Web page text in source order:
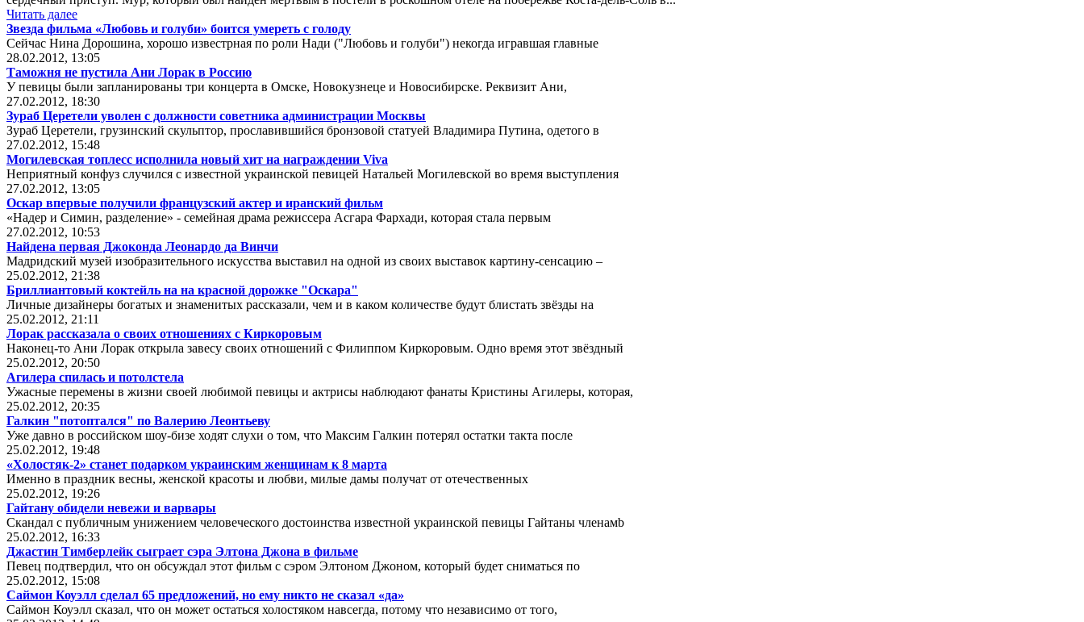
Читать далее
Звезда фильма «Любовь и голуби» боится умереть с голоду
Сейчас Нина Дорошина, хорошо известрная по роли Нади ("Любовь и голуби") некогда игравшая главные
28.02.2012, 13:05
Таможня не пустила Ани Лорак в Россию
У певицы были запланированы три концерта в Омске, Новокузнеце и Новосибирске. Реквизит Ани,
27.02.2012, 18:30
Зураб Церетели уволен с должности советника администрации Москвы
Зураб Церетели, грузинский скульптор, прославившийся бронзовой статуей Владимира Путина, одетого в
27.02.2012, 15:48
Могилевская топлесс исполнила новый хит на награждении Viva
Неприятный конфуз случился с известной украинской певицей Натальей Могилевской во время выступления
27.02.2012, 13:05
Оскар впервые получили французский актер и иранский фильм
«Надер и Симин, разделение» - семейная драма режиссера Асгара Фархади, которая стала первым
27.02.2012, 10:53
Найдена первая Джоконда Леонардо да Винчи
Мадридский музей изобразительного искусства выставил на одной из своих выставок картину-сенсацию –
25.02.2012, 21:38
Бриллиантовый коктейль на на красной дорожке "Оскара"
Личные дизайнеры богатых и знаменитых рассказали, чем и в каком количестве будут блистать звёзды на
25.02.2012, 21:11
Лорак рассказала о своих отношениях с Киркоровым
Наконец-то Ани Лорак открыла завесу своих отношений с Филиппом Киркоровым. Одно время этот звёздный
25.02.2012, 20:50
Агилера спилась и потолстела
Ужасные перемены в жизни своей любимой певицы и актрисы наблюдают фанаты Кристины Агилеры, которая,
25.02.2012, 20:35
Галкин "потоптался" по Валерию Леонтьеву
Уже давно в российском шоу-бизе ходят слухи о том, что Максим Галкин потерял остатки такта после
25.02.2012, 19:48
«Холостяк-2» станет подарком украинским женщинам к 8 марта
Именно в праздник весны, женской красоты и любви, милые дамы получат от отечественных
25.02.2012, 19:26
Гайтану обидели невежи и варвары
Скандал с публичным унижением человеческого достоинства известной украинской певицы Гайтаны членамb
25.02.2012, 16:33
Джастин Тимберлейк сыграет сэра Элтона Джона в фильме
Певец подтвердил, что он обсуждал этот фильм с сэром Элтоном Джоном, который будет сниматься по
25.02.2012, 15:08
Саймон Коуэлл сделал 65 предложений, но ему никто не сказал «да»
Саймон Коуэлл сказал, что он может остаться холостяком навсегда, потому что независимо от того,